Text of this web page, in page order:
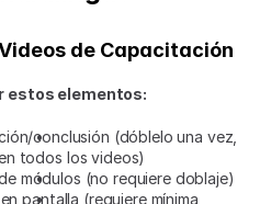
de Capacitación
estos elementos:
conclusión (dóblelo una vez,
todos los videos)
módulos (no requiere doblaje)
pantalla (requiere mínima